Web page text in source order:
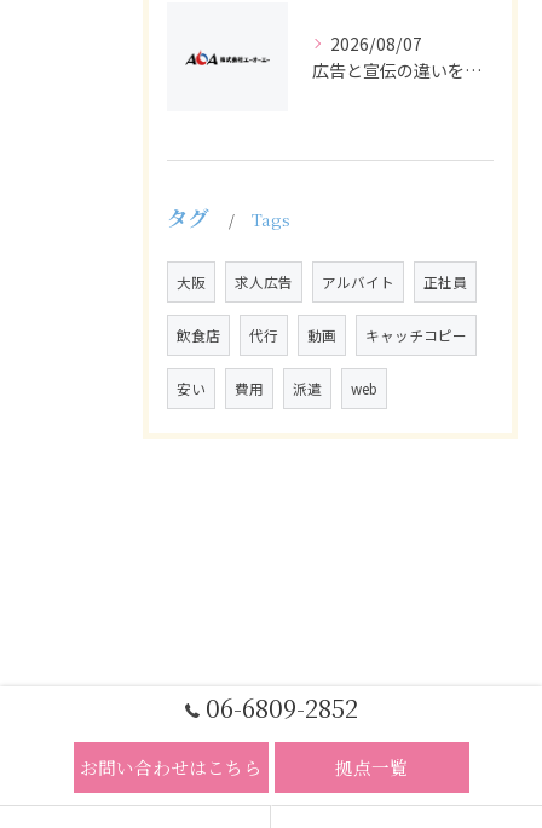
2026/08/07
広告と宣伝の違いを押さえた採用求人戦略とバイト正社員獲得の実務ポイント
タグ Tags
大阪 求人広告 アルバイト 正社員
飲食店 代行 動画 キャッチコピー
安い 費用 派遣 web
06-6809-2852
お問い合わせはこちら 拠点一覧